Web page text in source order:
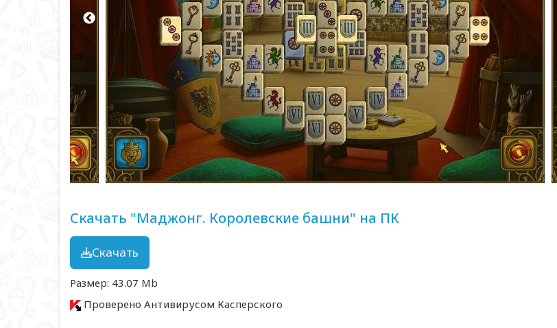
Скачать "Маджонг. Королевские башни" на ПК
Скачать
Размер: 43.07 Mb
Проверено Антивирусом Касперского